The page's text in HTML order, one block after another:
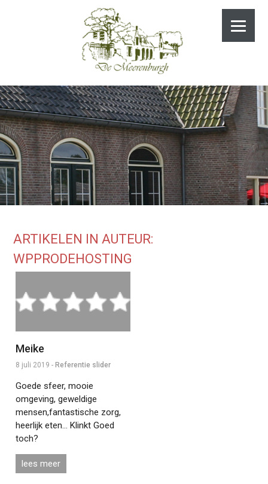
ARTIKELEN IN AUTEUR:
WPPRODEHOSTING
Meike
8 juli 2019 - Referentie slider
Goede sfeer, mooie
omgeving, geweldige
mensen,fantastische zorg,
heerlijk eten… Klinkt Goed
toch?
lees meer